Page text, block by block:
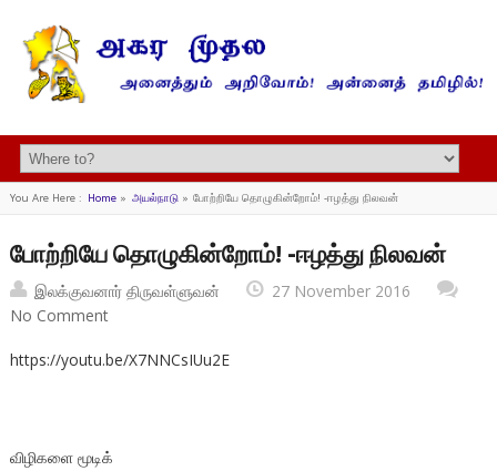
You Are Here : Home» அயல்நாடு» போற்றியே தொழுகின்றோம்! -ஈழத்து நிலவன்
போற்றியே தொழுகின்றோம்! -ஈழத்து நிலவன்
இலக்குவனார் திருவள்ளுவன்
27 November 2016
No Comment
https://youtu.be/X7NNCsIUu2E
விழிகளை மூடிக்